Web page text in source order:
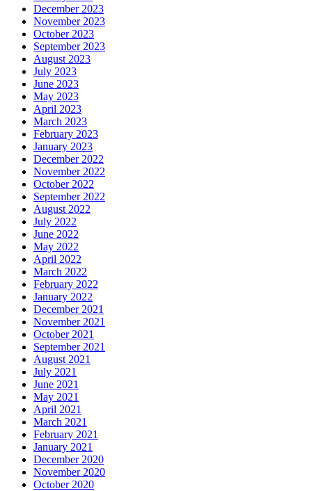
December 2023
November 2023
October 2023
September 2023
August 2023
July 2023
June 2023
May 2023
April 2023
March 2023
February 2023
January 2023
December 2022
November 2022
October 2022
September 2022
August 2022
July 2022
June 2022
May 2022
April 2022
March 2022
February 2022
January 2022
December 2021
November 2021
October 2021
September 2021
August 2021
July 2021
June 2021
May 2021
April 2021
March 2021
February 2021
January 2021
December 2020
November 2020
October 2020